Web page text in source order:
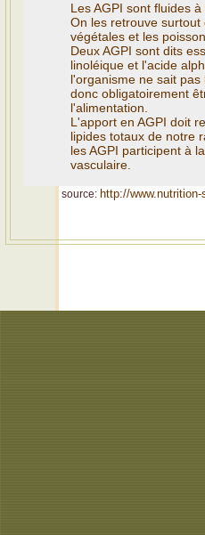
Les AGPI sont fluides
On les retrouve surtout
végétales et les
Deux AGPI sont dits
linoléique et l'acide
l'organisme ne sait
donc obligatoirement
l'alimentation.
L'apport en AGPI doit
lipides totaux de notre
les AGPI participent à
vasculaire.
source: http://